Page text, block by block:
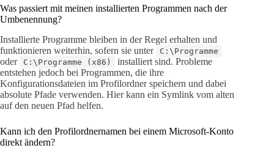
Was passiert mit meinen installierten Programmen nach der
Umbenennung?
Installierte Programme bleiben in der Regel erhalten und
funktionieren weiterhin, sofern sie unter
C:\Programme
oder C:\Programme (x86)
installiert sind. Probleme
entstehen jedoch bei Programmen, die ihre
Konfigurationsdateien im Profilordner speichern und dabei
absolute Pfade verwenden. Hier kann ein Symlink vom alten
auf den neuen Pfad helfen.
Kann ich den Profilordnernamen bei einem Microsoft-Konto
direkt ändern?